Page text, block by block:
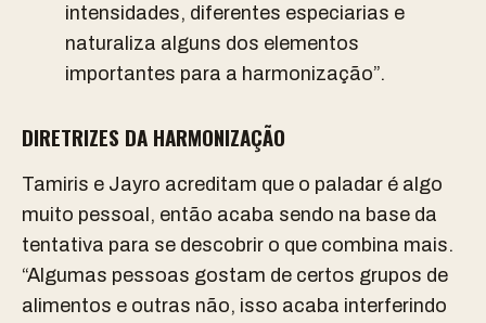
intensidades, diferentes especiarias e
naturaliza alguns dos elementos
importantes para a harmonização”.
DIRETRIZES DA HARMONIZAÇÃO
Tamiris e Jayro acreditam que o paladar é algo
muito pessoal, então acaba sendo na base da
tentativa para se descobrir o que combina mais.
“Algumas pessoas gostam de certos grupos de
alimentos e outras não, isso acaba interferindo